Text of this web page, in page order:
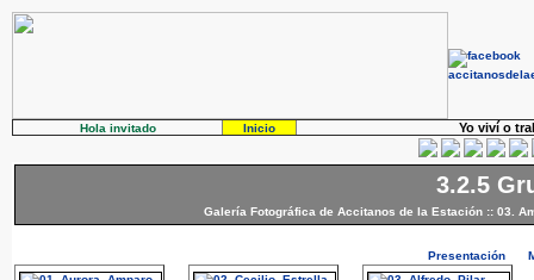
Hola invitado Inicio Yo viví o
3.2.5
Galería Fotográfica de Accitanos de la Estación:: 03.
Presentación